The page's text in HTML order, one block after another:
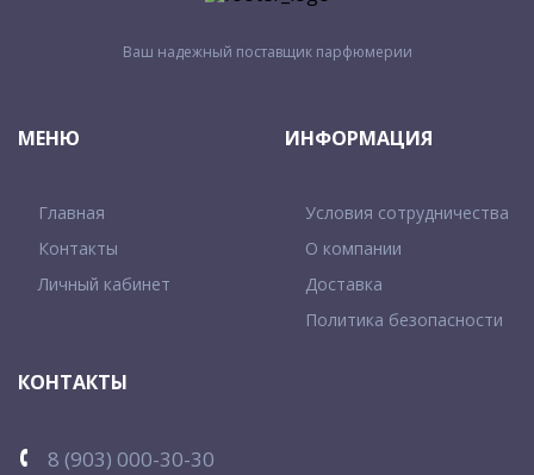
Ваш надежный поставщик парфюмерии
МЕНЮ
Главная
Контакты
Личный кабинет
ИНФОРМАЦИЯ
Условия сотрудничества
О компании
Доставка
Политика безопасности
КОНТАКТЫ
8 (903) 000-30-30